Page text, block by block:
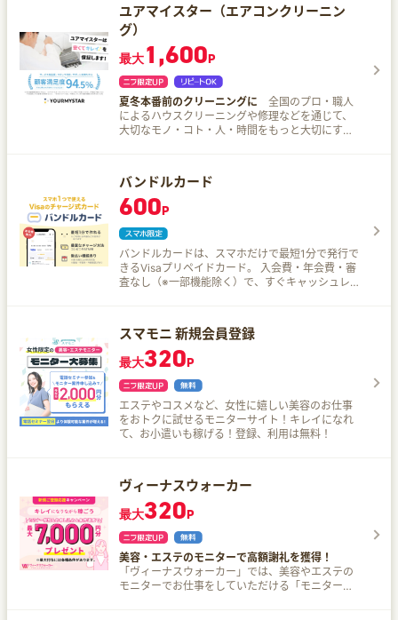
ユアマイスター（エアコンクリーニン
グ）
最大1,600P
夏冬本番前のクリーニングに 全国のプロ・職人
によるハウスクリーニングや修理などを通じて、
大切なモノ・コト・人・時間をもっと大切にする
なプロとの出会いと感動をお楽しみください。
バンドルカード
600P
バンドルカードは、スマホだけで最短1分で発行で
きるVisaプリペイドカード。 入会費・年会費・審
査なし（※一部機能除く）で、すぐキャッシュレス
話番号登録 → 10種の方法でチャージ → すぐ利用
可能。 後払い「ポチっとチャージ」が便利！ バン
ドルカード最大の特徴は、後払いチャージ機能
「ポチっとチャージ」。アプリで金額を指定する
だけで、最短3分で即時チャージ完了！ 手元にお
金がなくても 3千円〜5万円まで 1,000円単位でチ
ャージOK 支払いは翌月末まででOK ちょっとした
急な支出にも対応可能 ※ポチっとチャージは、18
歳以上が対象、セブン銀行提供、簡易審査・手数
スマモニ 新規会員登録
最大320P
エステやコスメなど、女性に嬉しい美容のお仕事
をおトクに試せるモニターサイト！キレイになれ
て、お小遣いも稼げる！登録、利用は無料！
ヴィーナスウォーカー
最大320P
美容・エステのモニターで高額謝礼を獲得！
「ヴィーナスウォーカー」では、美容やエステの
モニターでお仕事をしていただける「モニター会